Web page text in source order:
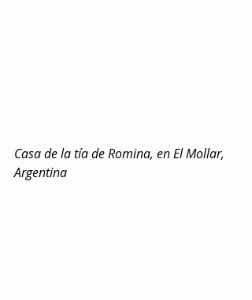
Casa de la tía de Romina, en El Mollar,
Argentina